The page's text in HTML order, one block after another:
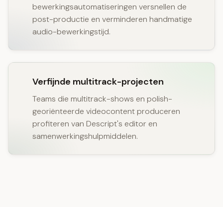
bewerkingsautomatiseringen versnellen de
post-productie en verminderen handmatige
audio-bewerkingstijd.
Verfijnde multitrack-projecten
Teams die multitrack-shows en polish-
georiënteerde videocontent produceren
profiteren van Descript's editor en
samenwerkingshulpmiddelen.